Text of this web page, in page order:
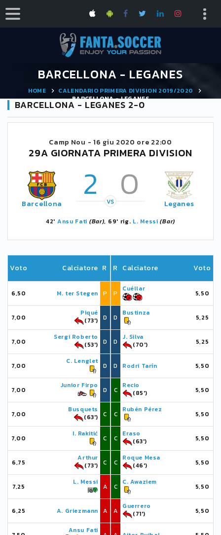
BARCELLONA - LEGANES
HOME
CALENDARIO PRIMERA DIVISION 2019/2020
BARCELLONA - LEGANES
BARCELLONA - LEGANES 2-0
Camp Nou - 16 giu 2020 ore 22:00
29A GIORNATA PRIMERA DIVISION
Barcellona 2 0
VS Leganes
42' Ansu Fati (Bar), 69' rig. L. Messi (Bar)
Voto Calciatore R
6,50 M. ter Stegen P
7,00
Piqué
(73')
D
7,00
Sergi Roberto
(53')
D
7,00
C. Lenglet
D
7,00
Junior Firpo
D
7,00
Busquets
(63')
C
7,00
I. Rakitić
C
6,75
Arthur
(73')
C
7,25
L. Messi
A
6,25 A. Griezmann A
Ansu Fati
R Calciatore Voto
P
Cuéllar
5,50
D
Bustinza
5,25
D
J. Silva
(70')
5,25
D Rodri Tarín 5,50
C
Recio
(85')
5,50
C
Rubén Pérez
5,50
C
Eraso
(63')
5,50
C
Roque Mesa
(46')
5,50
C
C. Awaziem
5,50
A
Guerrero
(71')
5,50